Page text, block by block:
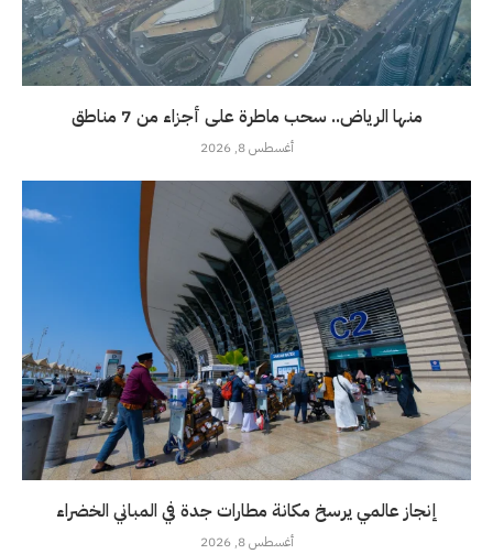
منها الرياض.. سحب ماطرة على أجزاء من 7 مناطق
أغسطس 8, 2026
إنجاز عالمي يرسخ مكانة مطارات جدة في المباني الخضراء
أغسطس 8, 2026